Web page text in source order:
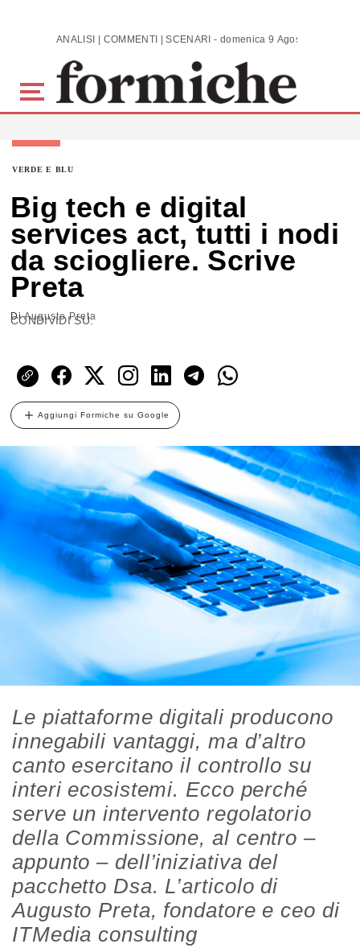
Skip to main content ANALISI | COMMENTI | SCENARI - domenica 9 Agosto 2026
VERDE E BLU
Big tech e digital
services act, tutti i nodi
da sciogliere. Scrive
Preta
DiAugusto Preta
CONDIVIDI SU:
Aggiungi Formiche su Google
Le piattaforme digitali producono
innegabili vantaggi, ma d’altro
canto esercitano il controllo su
interi ecosistemi. Ecco perché
serve un intervento regolatorio
della Commissione, al centro –
appunto – dell’iniziativa del
pacchetto Dsa. L’articolo di
Augusto Preta, fondatore e ceo di
ITMedia consulting